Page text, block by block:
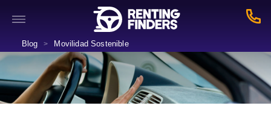
Blog > Movilidad Sostenible